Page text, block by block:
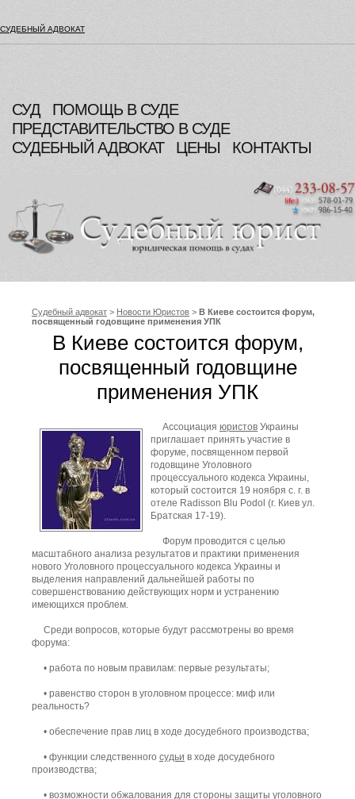
СУДЕБНЫЙ АДВОКАТ
СУД
ПОМОЩЬ В СУДЕ
ПРЕДСТАВИТЕЛЬСТВО В СУДЕ
СУДЕБНЫЙ АДВОКАТ
ЦЕНЫ КОНТАКТЫ
Судебный адвокат > Новости Юристов > В Киеве состоится форум,
посвященный годовщине применения УПК
В Киеве состоится форум,
посвященный годовщине
применения УПК
Ассоциация юристов Украины
приглашает принять участие в
форуме, посвященном первой
годовщине Уголовного
процессуального кодекса Украины,
который состоится 19 ноября с. г. в
отеле Radisson Blu Podol (г. Киев ул.
Братская 17-19).
Форум проводится с целью
масштабного анализа результатов и практики применения
нового Уголовного процессуального кодекса Украины и
выделения направлений дальнейшей работы по
совершенствованию действующих норм и устранению
имеющихся проблем.
Среди вопросов, которые будут рассмотрены во время
форума:
• работа по новым правилам: первые результаты;
• равенство сторон в уголовном процессе: миф или
реальность?
• обеспечение прав лиц в ходе досудебного производства;
• функции следственного судьи в ходе досудебного
производства;
• возможности обжалования для стороны защиты уголовного